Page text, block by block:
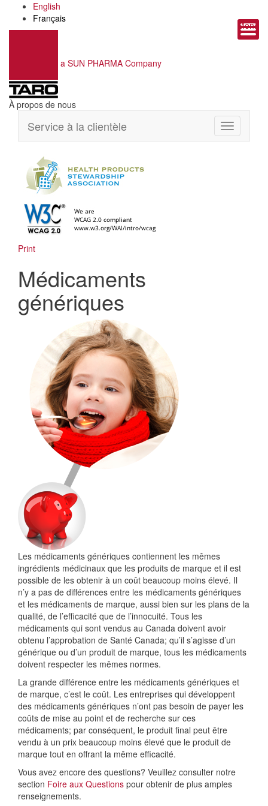
English
Français
a SUN PHARMA Company
Menu
À propos de nous
Toggle
navigation
Service à la clientèle
Print
Médicaments
génériques
Les médicaments génériques contiennent les mêmes
ingrédients médicinaux que les produits de marque et il est
possible de les obtenir à un coût beaucoup moins élevé. Il
n’y a pas de différences entre les médicaments génériques
et les médicaments de marque, aussi bien sur les plans de la
qualité, de l’efficacité que de l’innocuité. Tous les
médicaments qui sont vendus au Canada doivent avoir
obtenu l’approbation de Santé Canada; qu’il s’agisse d’un
générique ou d’un produit de marque, tous les médicaments
doivent respecter les mêmes normes.
La grande différence entre les médicaments génériques et
de marque, c’est le coût. Les entreprises qui développent
des médicaments génériques n’ont pas besoin de payer les
coûts de mise au point et de recherche sur ces
médicaments; par conséquent, le produit final peut être
vendu à un prix beaucoup moins élevé que le produit de
marque tout en offrant la même efficacité.
Vous avez encore des questions? Veuillez consulter notre
section Foire aux Questions pour obtenir de plus amples
renseignements.